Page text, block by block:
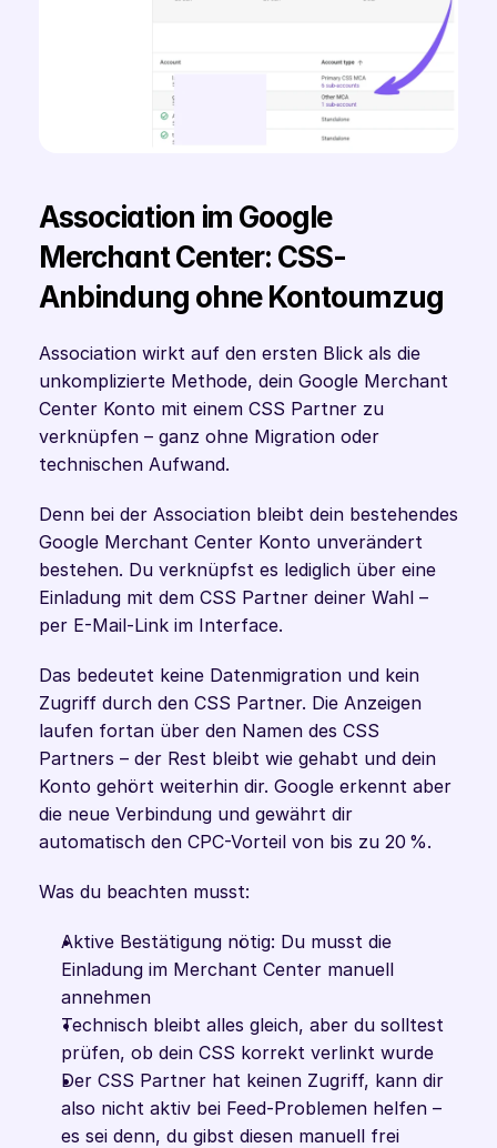
Association im Google
Merchant Center: CSS-
Anbindung ohne Kontoumzug
Association wirkt auf den ersten Blick als die
unkomplizierte Methode, dein Google Merchant
Center Konto mit einem CSS Partner zu
verknüpfen – ganz ohne Migration oder
technischen Aufwand.
Denn bei der Association bleibt dein bestehendes
Google Merchant Center Konto unverändert
bestehen. Du verknüpfst es lediglich über eine
Einladung mit dem CSS Partner deiner Wahl –
per E-Mail-Link im Interface.
Das bedeutet keine Datenmigration und kein
Zugriff durch den CSS Partner. Die Anzeigen
laufen fortan über den Namen des CSS
Partners – der Rest bleibt wie gehabt und dein
Konto gehört weiterhin dir. Google erkennt aber
die neue Verbindung und gewährt dir
automatisch den CPC-Vorteil von bis zu 20 %.
Was du beachten musst:
Aktive Bestätigung nötig: Du musst die
Einladung im Merchant Center manuell
annehmen
Technisch bleibt alles gleich, aber du solltest
prüfen, ob dein CSS korrekt verlinkt wurde
Der CSS Partner hat keinen Zugriff, kann dir
also nicht aktiv bei Feed-Problemen helfen –
es sei denn, du gibst diesen manuell frei